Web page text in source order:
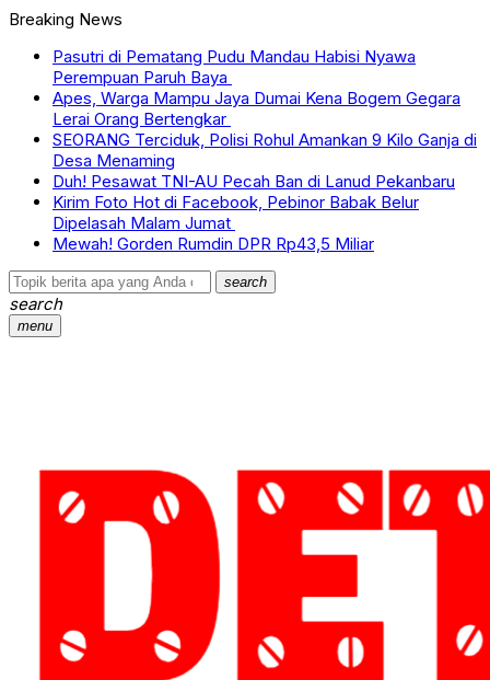
Breaking News
Pasutri di Pematang Pudu Mandau Habisi Nyawa
Perempuan Paruh Baya
Apes, Warga Mampu Jaya Dumai Kena Bogem Gegara
Lerai Orang Bertengkar
SEORANG Terciduk, Polisi Rohul Amankan 9 Kilo Ganja di
Desa Menaming
Duh! Pesawat TNI-AU Pecah Ban di Lanud Pekanbaru
Kirim Foto Hot di Facebook, Pebinor Babak Belur
Dipelasah Malam Jumat
Mewah! Gorden Rumdin DPR Rp43,5 Miliar
search
search
menu